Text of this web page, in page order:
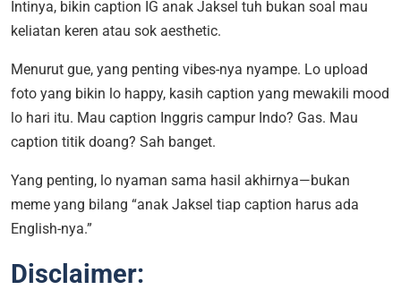
Intinya, bikin caption IG anak Jaksel tuh bukan soal mau
keliatan keren atau sok aesthetic.
Menurut gue, yang penting vibes-nya nyampe. Lo upload
foto yang bikin lo happy, kasih caption yang mewakili mood
lo hari itu. Mau caption Inggris campur Indo? Gas. Mau
caption titik doang? Sah banget.
Yang penting, lo nyaman sama hasil akhirnya—bukan
meme yang bilang “anak Jaksel tiap caption harus ada
English-nya.”
Disclaimer: